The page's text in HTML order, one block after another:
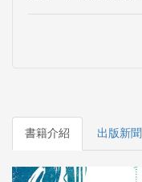
書籍介紹 出版新聞